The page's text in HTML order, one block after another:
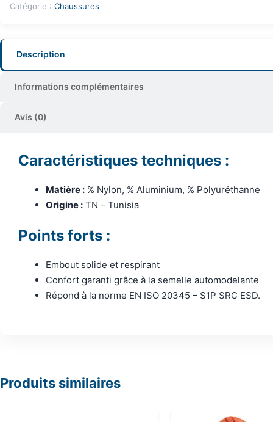
Catégorie : Chaussures
Description
Informations complémentaires
Avis (0)
Caractéristiques techniques :
Matière : % Nylon, % Aluminium, % Polyuréthanne
Origine : TN – Tunisia
Points forts :
Embout solide et respirant
Confort garanti grâce à la semelle automodelante
Répond à la norme EN ISO 20345 – S1P SRC ESD.
Produits similaires